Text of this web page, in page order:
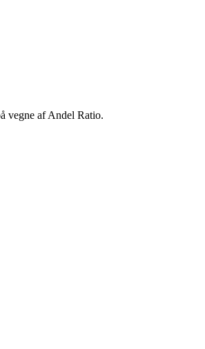
vegne af Andel Ratio.